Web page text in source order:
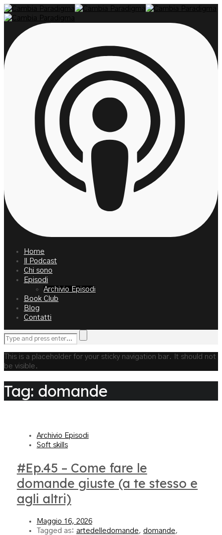
Home
Il Podcast
Chi sono
Episodi
Archivio Episodi
Book Club
Blog
Contatti
This is a placeholder for your sticky navigation bar. It should not
be visible.
Tag: domande
Archivio Episodi
Soft skills
#Ep.45 – Come fare le
domande giuste (a te stesso e
agli altri)
Maggio 16, 2026
Tagged as: artedelledomande, domande,